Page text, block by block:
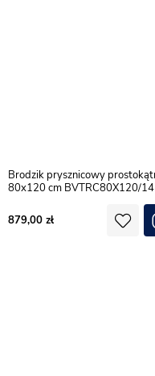
Brodzik prysznicowy prostokątny
80x120 cm BVTRC80X120/14
879,00